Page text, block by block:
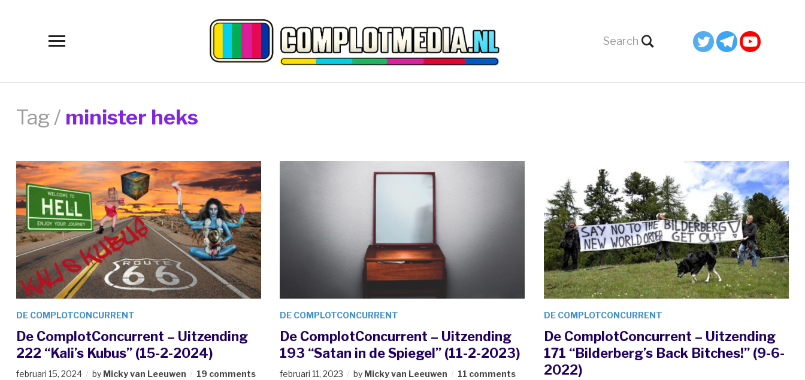
Toggle
Tag / minister heks
DE COMPLOTCONCURRENT
De ComplotConcurrent – Uitzending
222 “Kali’s Kubus” (15-2-2024)
februari 15, 2024 by Micky van Leeuwen 19 comments
DE COMPLOTCONCURRENT
De ComplotConcurrent – Uitzending
193 “Satan in de Spiegel” (11-2-2023)
februari 11, 2023 by Micky van Leeuwen 11 comments
DE COMPLOTCONCURRENT
De ComplotConcurrent – Uitzending
171 “Bilderberg’s Back Bitches!” (9-6-
2022)